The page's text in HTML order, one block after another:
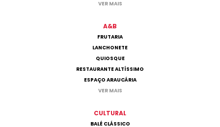
VER MAIS
A&B
FRUTARIA
LANCHONETE
QUIOSQUE
RESTAURANTE ALTÍSSIMO
ESPAÇO ARAUCÁRIA
VER MAIS
CULTURAL
BALÉ CLÁSSICO